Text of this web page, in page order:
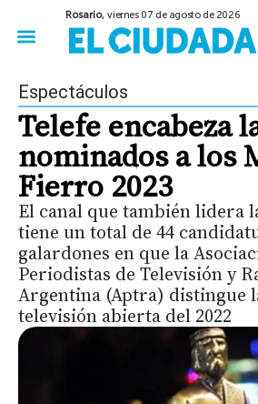
Rosario,viernes 07 de agosto de 2026
Espectáculos
Telefe encabeza
nominados a los
Fierro 2023
El canal que también lidera
tiene un total de 44
galardones en que la
Periodistas de Televisión y
Argentina (Aptra) distingue
televisión abierta del 2022